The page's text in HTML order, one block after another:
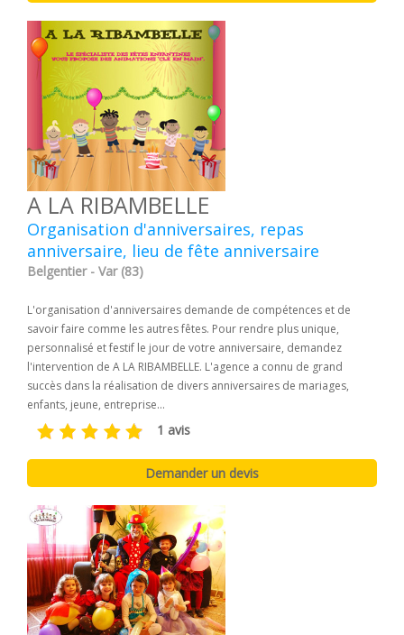
A LA RIBAMBELLE
Organisation d'anniversaires, repas
anniversaire, lieu de fête anniversaire
Belgentier - Var (83)
L'organisation d'anniversaires demande de compétences et de
savoir faire comme les autres fêtes. Pour rendre plus unique,
personnalisé et festif le jour de votre anniversaire, demandez
l'intervention de A LA RIBAMBELLE. L'agence a connu de grand
succès dans la réalisation de divers anniversaires de mariages,
enfants, jeune, entreprise...
1 avis